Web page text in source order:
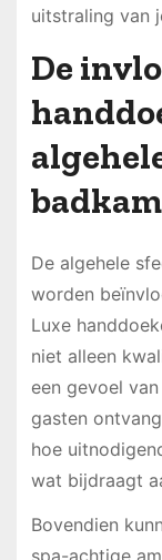
uitstraling van
De
De algehele
worden
Luxe
niet alleen
een gevoel
gasten
hoe
wat bijdraagt
Bovendien